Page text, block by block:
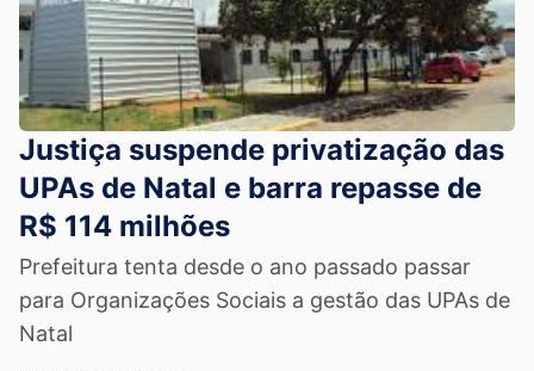
Justiça suspende privatização das
UPAs de Natal e barra repasse de
R$ 114 milhões
Prefeitura tenta desde o ano passado passar
para Organizações Sociais a gestão das UPAs de
Natal